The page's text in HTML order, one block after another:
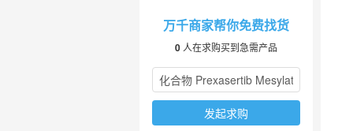
万千商家帮你免费找货
0 人在求购买到急需产品
发起求购